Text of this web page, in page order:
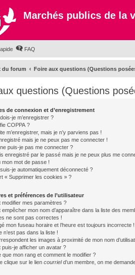
Marchés publics de la
FAQ
du forum Foire aux questions (Questions
questions (Questions
de connexion et d’enregistrement
je m’enregistrer ?
COPPA ?
m’enregistrer, mais je n’y parviens pas !
mais je ne peux pas me connecter !
puis-je pas me connecter ?
enregistré par le passé mais je ne peux plus me
mon mot de passe !
je automatiquement déconnecté ?
« Supprimer les cookies » ?
et préférences de l’utilisateur
modifier mes paramètres ?
empêcher mon nom d’apparaître dans la liste des
ne sont pas correctes !
mon fuseau horaire et l’heure est toujours incorrecte !
n’est pas dans la liste !
les images à proximité de mon nom
puis-je afficher un avatar ?
que mon rang et comment le modifier ?
clique sur le lien courrield’un membre, on me